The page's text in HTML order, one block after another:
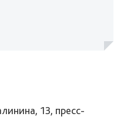
13, пресс-